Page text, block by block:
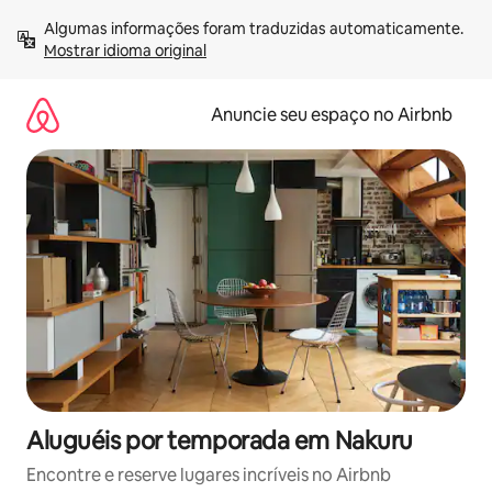
para
Mostrar idioma original
Anuncie seu espaço no Airbnb
Aluguéis por temporada em Nakuru
Encontre e reserve lugares incríveis no Airbnb